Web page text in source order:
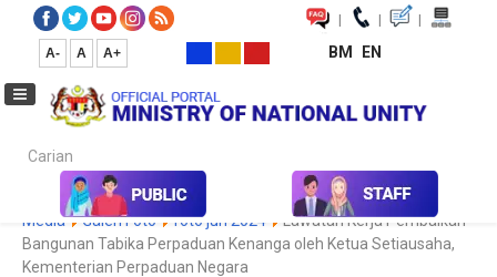
| | |
A- A A+ BM EN
Carian...
Media Media Collection Photo 2022
Koleksi
Media
Galeri Foto foto jun 2024
Lawatan Kerja Pembaikan
Bangunan Tabika Perpaduan Kenanga oleh Ketua Setiausaha,
Kementerian Perpaduan Negara